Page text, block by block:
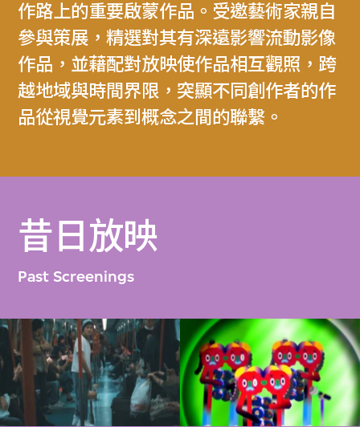
作路上的重要啟蒙作品。受邀藝術家親自
參與策展，精選對其有深遠影響流動影像
作品，並藉配對放映使作品相互觀照，跨
越地域與時間界限，突顯不同創作者的作
品從視覺元素到概念之間的聯繫。
昔日放映
Past Screenings